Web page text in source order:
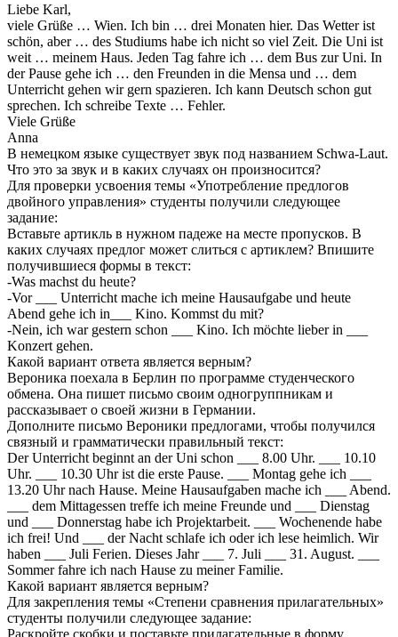
Liebe Karl,
viele Grüße … Wien. Ich bin … drei Monaten hier. Das Wetter ist
schön, aber … des Studiums habe ich nicht so viel Zeit. Die Uni ist
weit … meinem Haus. Jeden Tag fahre ich … dem Bus zur Uni. In
der Pause gehe ich … den Freunden in die Mensa und … dem
Unterricht gehen wir gern spazieren. Ich kann Deutsch schon gut
sprechen. Ich schreibe Texte … Fehler.
Viele Grüße
Anna
В немецком языке существует звук под названием Schwa-Laut.
Что это за звук и в каких случаях он произносится?
Для проверки усвоения темы «Употребление предлогов
двойного управления» студенты получили следующее
задание:
Вставьте артикль в нужном падеже на месте пропусков. В
каких случаях предлог может слиться с артиклем? Впишите
получившиеся формы в текст:
-Was machst du heute?
-Vor ___ Unterricht mache ich meine Hausaufgabe und heute
Abend gehe ich in___ Kino. Kommst du mit?
-Nein, ich war gestern schon ___ Kino. Ich möchte lieber in ___
Konzert gehen.
Какой вариант ответа является верным?
Вероника поехала в Берлин по программе студенческого
обмена. Она пишет письмо своим одногруппникам и
рассказывает о своей жизни в Германии.
Дополните письмо Вероники предлогами, чтобы получился
связный и грамматически правильный текст:
Der Unterricht beginnt an der Uni schon ___ 8.00 Uhr. ___ 10.10
Uhr. ___ 10.30 Uhr ist die erste Pause. ___ Montag gehe ich ___
13.20 Uhr nach Hause. Meine Hausaufgaben mache ich ___ Abend.
___ dem Mittagessen treffe ich meine Freunde und ___ Dienstag
und ___ Donnerstag habe ich Projektarbeit. ___ Wochenende habe
ich frei! Und ___ der Nacht schlafe ich oder ich lese heimlich. Wir
haben ___ Juli Ferien. Dieses Jahr ___ 7. Juli ___ 31. August. ___
Sommer fahre ich nach Hause zu meiner Familie.
Какой вариант является верным?
Для закрепления темы «Степени сравнения прилагательных»
студенты получили следующее задание:
Раскройте скобки и поставьте прилагательные в форму